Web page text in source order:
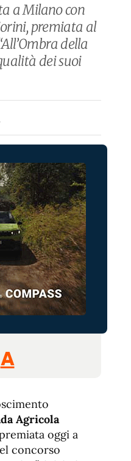
a Milano con
premiata al
della
dei suoi
Restablecer
tamaño
de
AAumentar
de
fuente.
Agricola
oggi a
concorso